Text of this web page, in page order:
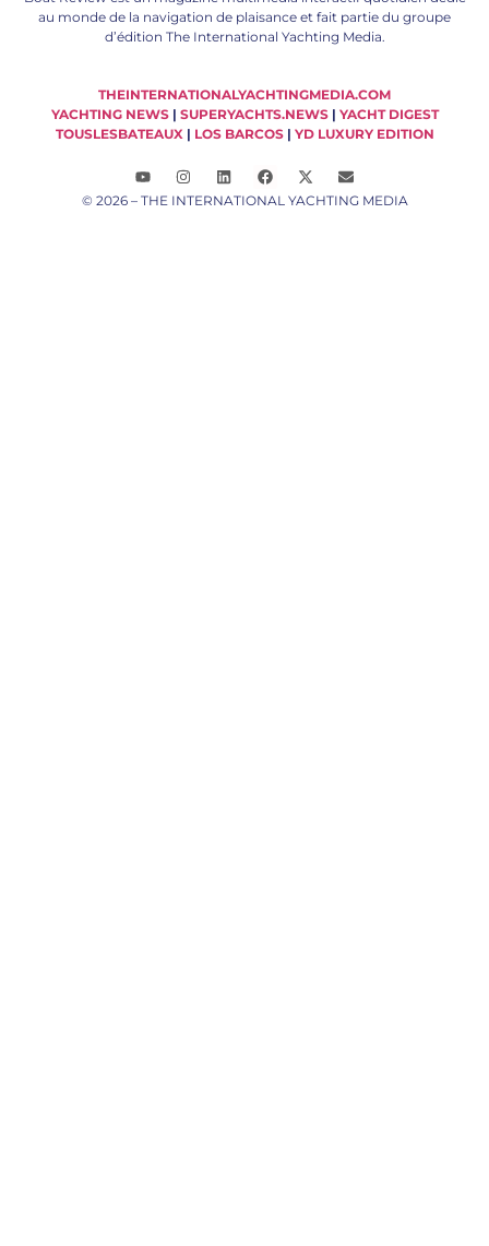
au monde de la navigation de plaisance et fait partie du groupe
d’édition The International Yachting Media.
THEINTERNATIONALYACHTINGMEDIA.COM
YACHTING NEWS| SUPERYACHTS.NEWS| YACHT DIGEST
TOUSLESBATEAUX | LOS BARCOS| YD LUXURY EDITION
© 2026 – THE INTERNATIONAL YACHTING MEDIA